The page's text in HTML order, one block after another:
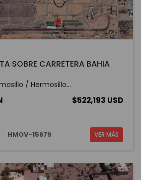
SOBRE CARRETERA BAHIA
/ Hermosillo...
$522,193 USD
HMOV-15879 VER MÁS